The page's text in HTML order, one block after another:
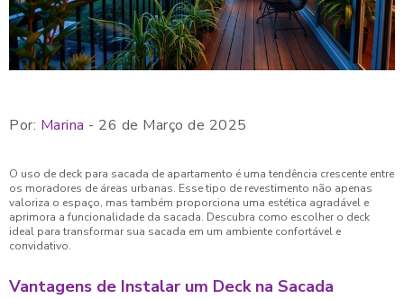
Por: Marina - 26 de Março de 2025
O uso de deck para sacada de apartamento é uma tendência crescente entre
os moradores de áreas urbanas. Esse tipo de revestimento não apenas
valoriza o espaço, mas também proporciona uma estética agradável e
aprimora a funcionalidade da sacada. Descubra como escolher o deck
ideal para transformar sua sacada em um ambiente confortável e
convidativo.
Vantagens de Instalar um Deck na Sacada